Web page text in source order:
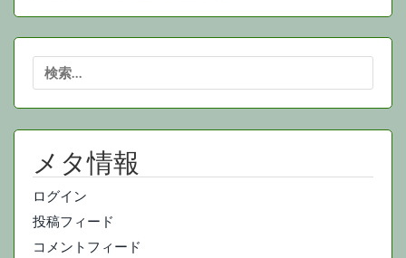
索:
メタ情報
ログイン
投稿フィード
コメントフィード